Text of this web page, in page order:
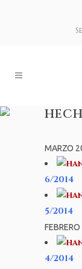
MARZO
6/2014
5/2014
4/2014